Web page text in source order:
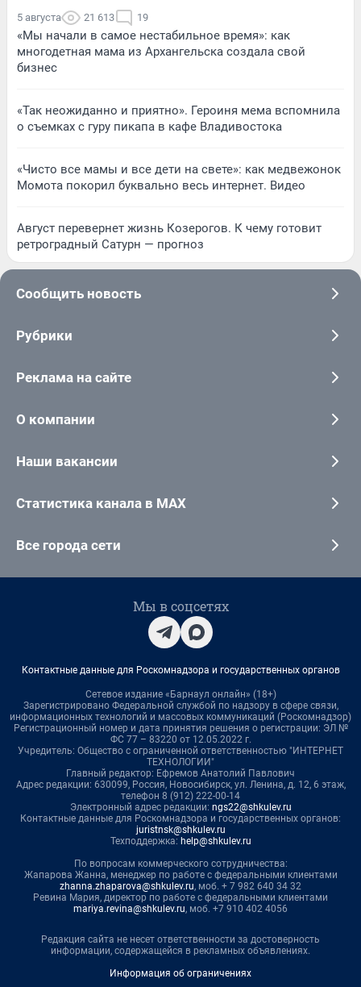
5 августа 21 613 19
«Мы начали в самое нестабильное время»: как
многодетная мама из Архангельска создала свой
бизнес
«Так неожиданно и приятно». Героиня мема вспомнила
о съемках с гуру пикапа в кафе Владивостока
«Чисто все мамы и все дети на свете»: как медвежонок
Момота покорил буквально весь интернет. Видео
Август перевернет жизнь Козерогов. К чему готовит
ретроградный Сатурн — прогноз
Сообщить новость
Рубрики
Реклама на сайте
О компании
Наши вакансии
Статистика канала в MAX
Все города сети
Мы в соцсетях
Контактные данные для Роскомнадзора и государственных органов
Сетевое издание «Барнаул онлайн» (18+)
Зарегистрировано Федеральной службой по надзору в сфере связи,
информационных технологий и массовых коммуникаций (Роскомнадзор)
Регистрационный номер и дата принятия решения о регистрации: ЭЛ №
ФС 77 – 83220 от 12.05.2022 г.
Учредитель: Общество с ограниченной ответственностью "ИНТЕРНЕТ
ТЕХНОЛОГИИ"
Главный редактор: Ефремов Анатолий Павлович
Адрес редакции: 630099, Россия, Новосибирск, ул. Ленина, д. 12, 6 этаж,
телефон 8 (912) 222-00-14
Электронный адрес редакции: ngs22@shkulev.ru
Контактные данные для Роскомнадзора и государственных органов:
juristnsk@shkulev.ru
Техподдержка: help@shkulev.ru
По вопросам коммерческого сотрудничества:
Жапарова Жанна, менеджер по работе с федеральными клиентами
zhanna.zhaparova@shkulev.ru, моб. + 7 982 640 34 32
Ревина Мария, директор по работе с федеральными клиентами
mariya.revina@shkulev.ru, моб. +7 910 402 4056
Редакция сайта не несет ответственности за достоверность
информации, содержащейся в рекламных объявлениях.
Информация об ограничениях